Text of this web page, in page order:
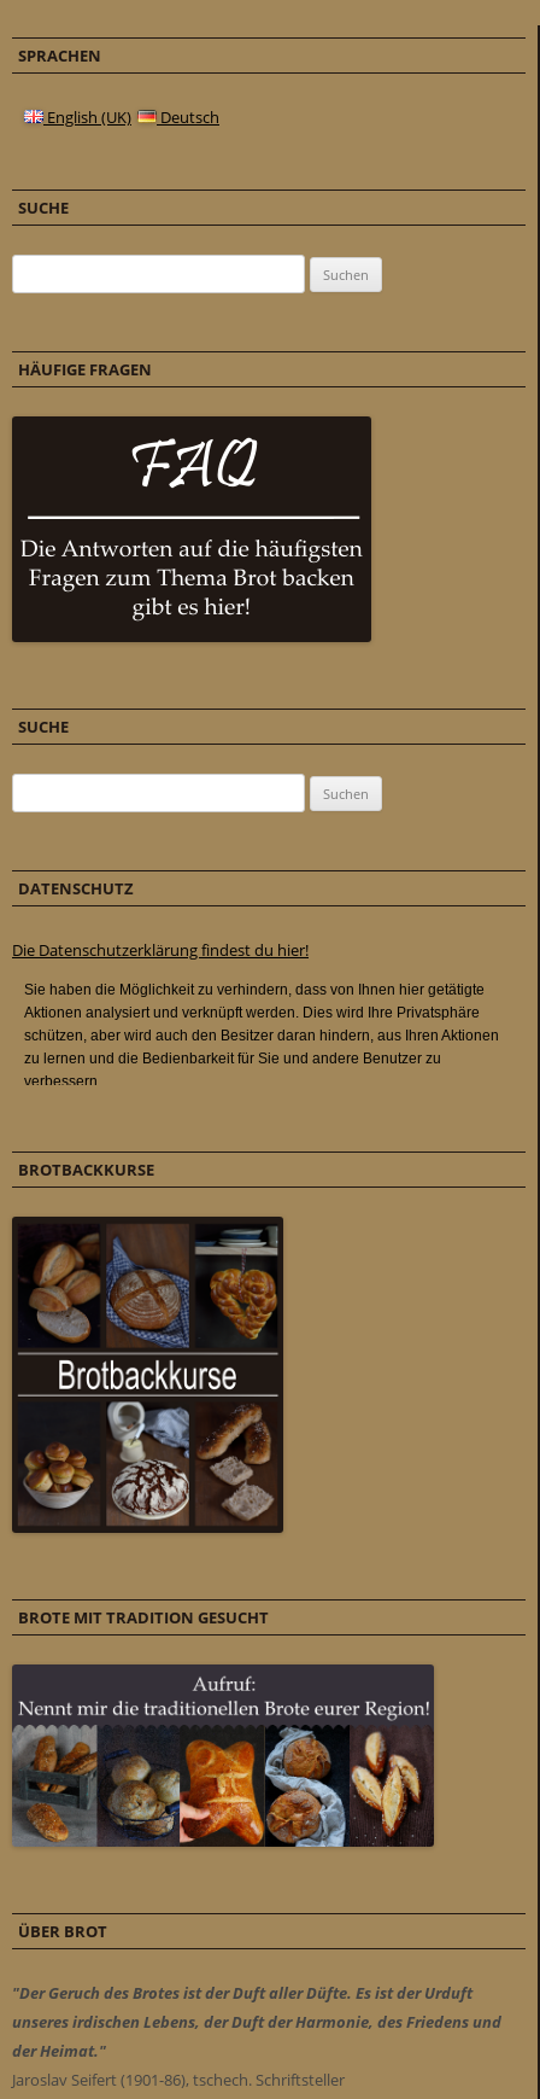
SPRACHEN
English (UK) Deutsch
SUCHE
HÄUFIGE FRAGEN
SUCHE
DATENSCHUTZ
Die Datenschutzerklärung findest du hier!
BROTBACKKURSE
BROTE MIT TRADITION GESUCHT
ÜBER BROT
"Der Geruch des Brotes ist der Duft aller Düfte. Es ist der Urduft
unseres irdischen Lebens, der Duft der Harmonie, des Friedens und
der Heimat."
Jaroslav Seifert (1901-86), tschech. Schriftsteller